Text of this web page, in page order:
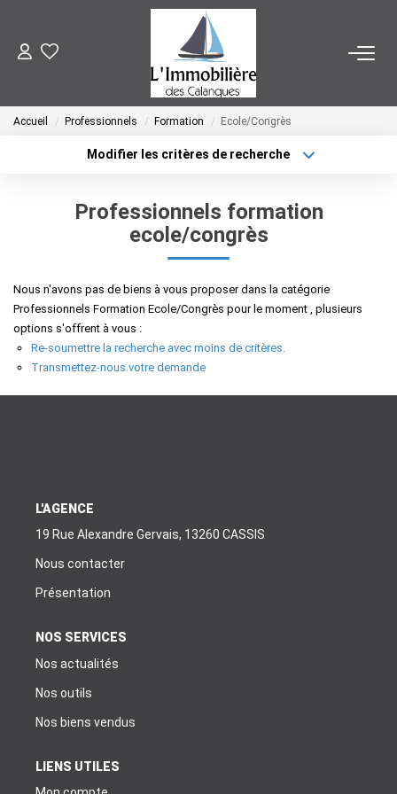
SYNDIC
ACHETER
NOTRE AGENCE
CONTACT
Accueil Professionnels Formation Ecole/Congrès
Modifier les critères de recherche
Plus de critères Créer une alerte
Professionnels formation
ecole/congrès
Nous n'avons pas de biens à vous proposer dans la catégorie
Professionnels Formation Ecole/Congrès pour le moment , plusieurs
options s'offrent à vous :
Re-soumettre la recherche avec moins de critères.
Transmettez-nous votre demande
L'AGENCE
19 Rue Alexandre Gervais, 13260 CASSIS
Nous contacter
Présentation
NOS SERVICES
Nos actualités
Nos outils
Nos biens vendus
LIENS UTILES